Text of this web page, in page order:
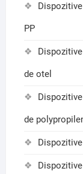
PP
de otel
de